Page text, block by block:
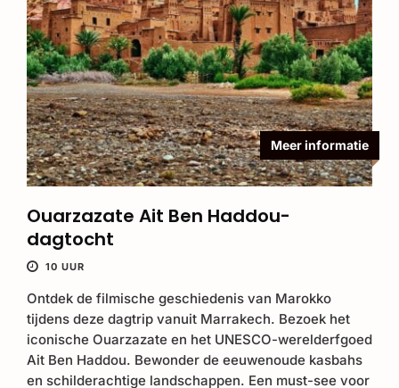
Meer informatie
Ouarzazate Ait Ben Haddou-
dagtocht
10 UUR
Ontdek de filmische geschiedenis van Marokko
tijdens deze dagtrip vanuit Marrakech. Bezoek het
iconische Ouarzazate en het UNESCO-werelderfgoed
Ait Ben Haddou. Bewonder de eeuwenoude kasbahs
en schilderachtige landschappen. Een must-see voor